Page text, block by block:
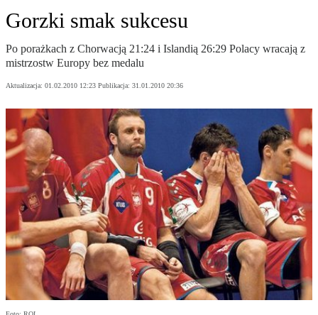
Gorzki smak sukcesu
Po porażkach z Chorwacją 21:24 i Islandią 26:29 Polacy wracają z
mistrzostw Europy bez medalu
Aktualizacja: 01.02.2010 12:23 Publikacja: 31.01.2010 20:36